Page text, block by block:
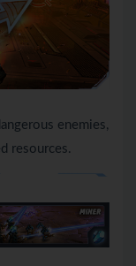
enemies,
resources.